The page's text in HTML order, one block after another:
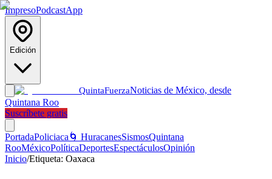
ImpresoPodcastApp
Edición
QuintaFuerzaNoticias de México, desde
Quintana Roo
Suscríbete gratis
PortadaPoliciaca 🌀 HuracanesSismosQuintana
RooMéxicoPolíticaDeportesEspectáculosOpinión
Inicio/Etiqueta: Oaxaca